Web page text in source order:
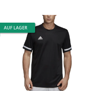
AUF LAGER